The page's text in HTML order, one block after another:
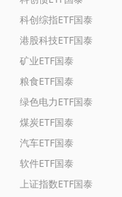
科创综指ETF国泰
港股科技ETF国泰
矿业ETF国泰
粮食ETF国泰
绿色电力ETF国泰
煤炭ETF国泰
汽车ETF国泰
软件ETF国泰
上证指数ETF国泰